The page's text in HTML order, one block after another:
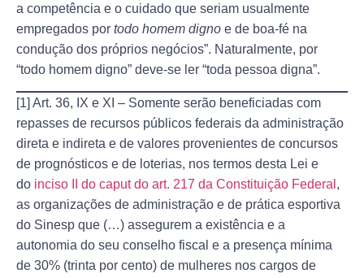
a competência e o cuidado que seriam usualmente
empregados por todo homem digno e de boa-fé na
condução dos próprios negócios”. Naturalmente, por
“todo homem digno” deve-se ler “toda pessoa digna”.
[1] Art. 36, IX e XI – Somente serão beneficiadas com
repasses de recursos públicos federais da administração
direta e indireta e de valores provenientes de concursos
de prognósticos e de loterias, nos termos desta Lei e
do inciso II do caputdo art. 217 da Constituição Federal ,
as organizações de administração e de prática esportiva
do Sinesp que (…) assegurem a existência e a
autonomia do seu conselho fiscal e a presença mínima
de 30% (trinta por cento) de mulheres nos cargos de